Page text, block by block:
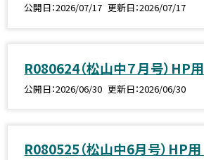
公開日 2026/07/17 更新日 2026/07/17
R080624（松山中７月号）HP用
公開日 2026/06/30 更新日 2026/06/30
R080525（松山中6月号）HP用